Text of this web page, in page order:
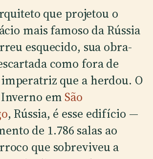
que projetou o
mais famoso da Rússia
esquecido, sua obra-
como fora de
que a herdou. O
em São
, Rússia, é esse edifício —
de 1.786 salas ao
que sobreviveu a